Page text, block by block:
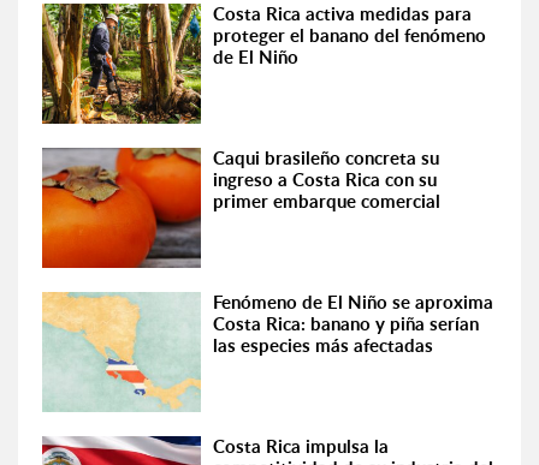
Costa Rica activa medidas para
proteger el banano del fenómeno
de El Niño
Caqui brasileño concreta su
ingreso a Costa Rica con su
primer embarque comercial
Fenómeno de El Niño se aproxima
Costa Rica: banano y piña serían
las especies más afectadas
Costa Rica impulsa la